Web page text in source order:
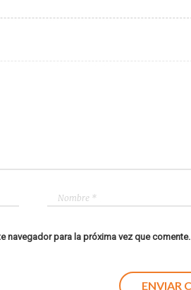
navegador para la próxima vez que comente.